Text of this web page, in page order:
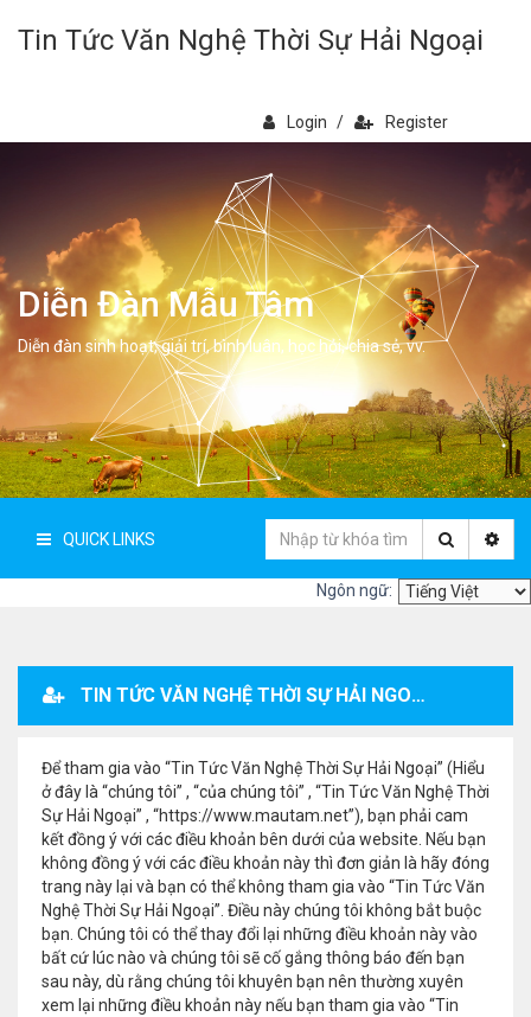
Tin Tức Văn Nghệ Thời Sự Hải Ngoại
Login / Register
Diễn Đàn Mẫu Tâm
Diễn đàn sinh hoạt, giải trí, bình luân, học hỏi, chia sẻ, vv.
QUICK LINKS
Ngôn ngữ:
TIN TỨC VĂN NGHỆ THỜI SỰ HẢI NGOẠI - ĐĂNG KÝ THÀNH VIÊN
Để tham gia vào “Tin Tức Văn Nghệ Thời Sự Hải Ngoại” (Hiểu
ở đây là “chúng tôi” , “của chúng tôi” , “Tin Tức Văn Nghệ Thời
Sự Hải Ngoại” , “https://www.mautam.net”), bạn phải cam
kết đồng ý với các điều khoản bên dưới của website. Nếu bạn
không đồng ý với các điều khoản này thì đơn giản là hãy đóng
trang này lại và bạn có thể không tham gia vào “Tin Tức Văn
Nghệ Thời Sự Hải Ngoại”. Điều này chúng tôi không bắt buộc
bạn. Chúng tôi có thể thay đổi lại những điều khoản này vào
bất cứ lúc nào và chúng tôi sẽ cố gắng thông báo đến bạn
sau này, dù rằng chúng tôi khuyên bạn nên thường xuyên
xem lại những điều khoản này nếu bạn tham gia vào “Tin